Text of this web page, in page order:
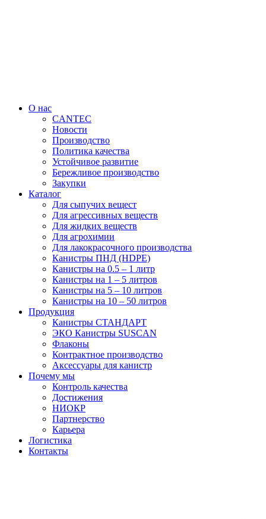
О нас
CANTEC
Новости
Производство
Политика качества
Устойчивое развитие
Бережливое производство
Закупки
Каталог
Для сыпучих вещест
Для агрессивных веществ
Для жидких веществ
Для агрохимии
Для лакокрасочного производства
Канистры ПНД (HDPE)
Канистры на 0.5 – 1 литр
Канистры на 1 – 5 литров
Канистры на 5 – 10 литров
Канистры на 10 – 50 литров
Продукция
Канистры СТАНДАРТ
ЭКО Канистры SUSCAN
Флаконы
Контрактное производство
Аксессуары для канистр
Почему мы
Контроль качества
Достижения
НИОКР
Партнерство
Карьера
Логистика
Контакты